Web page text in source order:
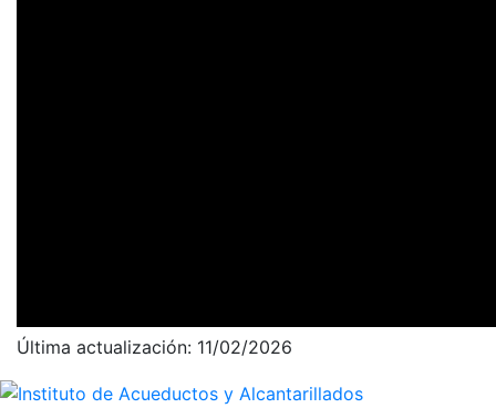
Última actualización: 11/02/2026